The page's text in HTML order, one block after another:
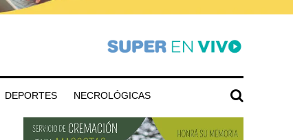
DEPORTES NECROLÓGICAS